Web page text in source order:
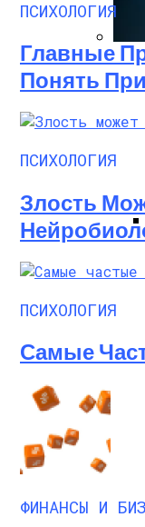
ПСИХОЛОГИЯ
Главные
Понять
ПСИХОЛОГИЯ
Злость
ПСИХОЛОГИЯ
Самые
ФИНАНСЫ И